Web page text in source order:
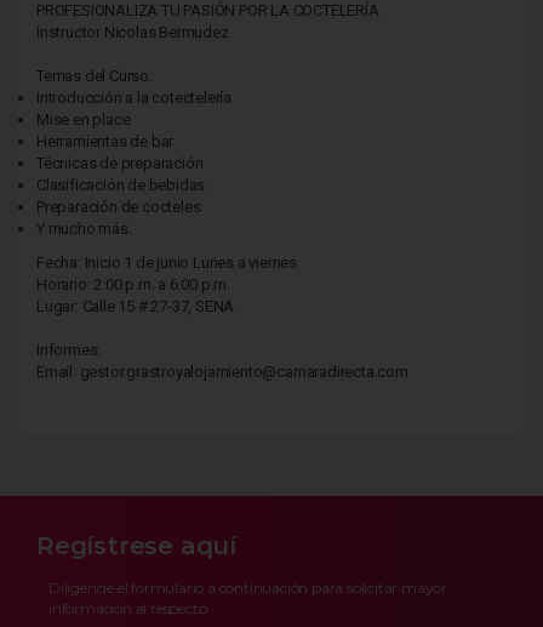
PROFESIONALIZA TU PASIÓN POR LA COCTELERÍA
Instructor Nicolas Bermudez
Temas del Curso:
Introducción a la cotectelería
Mise en place
Herramientas de bar
Técnicas de preparación
Clasificación de bebidas
Preparación de cocteles
Y mucho más.
Fecha: Inicio 1 de junio Lunes a viernes
Horario: 2:00 p.m. a 6:00 p.m.
Lugar: Calle 15 # 27-37, SENA
Informes:
Email: gestor.grastroyalojamiento@camaradirecta.com
Regístrese aquí
Diligencie el formulario a continuación para solicitar mayor
información al respecto